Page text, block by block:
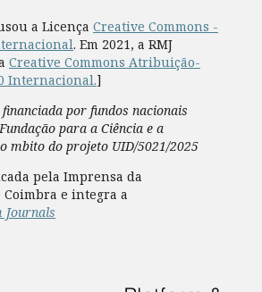
a Licença Creative Commons -
. Em 2021, a RMJ
Creative Commons Atribuição-
Internacional.]
por fundos nacionais
para a Ciência e a
mbito do projeto UID/5021/2025
pela Imprensa da
e integra a
Journals